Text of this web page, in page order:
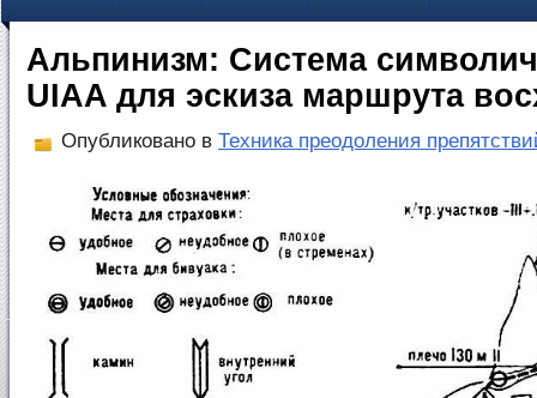
Альпинизм: Система
UIAA для эскиза маршрута
Опубликовано в Техника преодоления